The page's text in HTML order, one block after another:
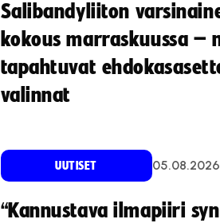
Salibandyliiton
kokous marraskuussa –
tapahtuvat
valinnat
UUTISET 05.08.2026
“Kannustava ilmapiiri